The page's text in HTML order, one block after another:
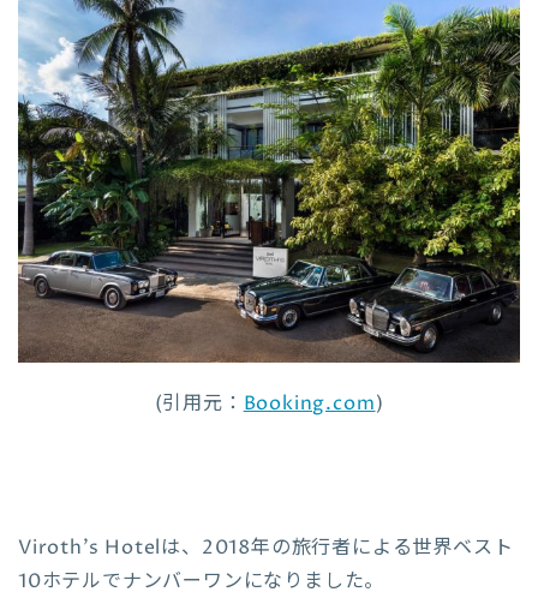
(引用元： Booking.com)
Viroth’s Hotelは、2018年の旅行者による世界ベスト
10ホテルでナンバーワンになりました。